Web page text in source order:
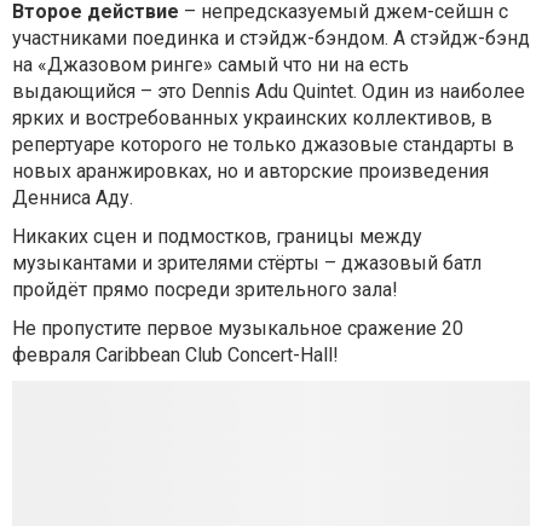
Второе действие – непредсказуемый джем-сейшн с
участниками поединка и стэйдж-бэндом. А стэйдж-бэнд
на «Джазовом ринге» самый что ни на есть
выдающийся – это Dennis Adu Quintet. Один из наиболее
ярких и востребованных украинских коллективов, в
репертуаре которого не только джазовые стандарты в
новых аранжировках, но и авторские произведения
Денниса Аду.
Никаких сцен и подмостков, границы между
музыкантами и зрителями стёрты – джазовый батл
пройдёт прямо посреди зрительного зала!
Не пропустите первое музыкальное сражение 20
февраля Caribbean Club Concert-Hall!